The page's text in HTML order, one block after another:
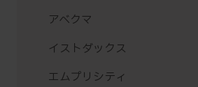
アベクマ
イストダックス
エムプリシティ